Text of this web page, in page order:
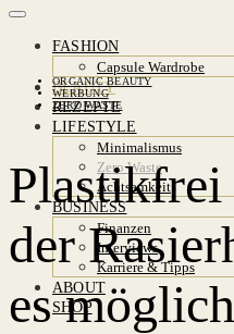
FASHION
Capsule Wardrobe
BEAUTY
REZEPTE
LIFESTYLE
Minimalismus
Zero Waste
Achtsamkeit
BUSINESS
Finanzen
Interviews
Karriere & Tipps
ABOUT
SHOP
ORGANIC BEAUTY
WERBUNG
ZERO WASTE
Plastikfrei
der
es möglich